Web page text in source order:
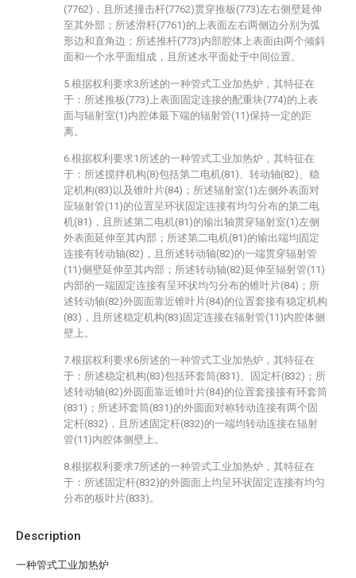
Description
一种管式工业加热炉
(7762)，且所述撞击杆(7762)贯穿推板(773)左右侧壁延伸
至其外部；所述滑杆(7761)的上表面左右两侧边分别为弧
形边和直角边；所述推杆(773)内部腔体上表面由两个倾斜
面和一个水平面组成，且所述水平面处于中间位置。
5.根据权利要求3所述的一种管式工业加热炉，其特征在
于：所述推板(773)上表面固定连接的配重块(774)的上表
面与辐射室(1)内腔体最下端的辐射管(11)保持一定的距
离。
6.根据权利要求1所述的一种管式工业加热炉，其特征在
于：所述搅拌机构(8)包括第二电机(81)、转动轴(82)、稳
定机构(83)以及锥叶片(84)；所述辐射室(1)左侧外表面对
应辐射管(11)的位置呈环状固定连接有均匀分布的第二电
机(81)，且所述第二电机(81)的输出轴贯穿辐射室(1)左侧
外表面延伸至其内部；所述第二电机(81)的输出端均固定
连接有转动轴(82)，且所述转动轴(82)的一端贯穿辐射管
(11)侧壁延伸至其内部；所述转动轴(82)延伸至辐射管(11)
内部的一端固定连接有呈环状均匀分布的锥叶片(84)；所
述转动轴(82)外圆面靠近锥叶片(84)的位置套接有稳定机构
(83)，且所述稳定机构(83)固定连接在辐射管(11)内腔体侧
壁上。
7.根据权利要求6所述的一种管式工业加热炉，其特征在
于：所述稳定机构(83)包括环套筒(831)、固定杆(832)；所
述转动轴(82)外圆面靠近锥叶片(84)的位置套接接有环套筒
(831)；所述环套筒(831)的外圆面对称转动连接有两个固
定杆(832)，且所述固定杆(832)的一端均转动连接在辐射
管(11)内腔体侧壁上。
8.根据权利要求7所述的一种管式工业加热炉，其特征在
于：所述固定杆(832)的外圆面上均呈环状固定连接有均匀
分布的板叶片(833)。